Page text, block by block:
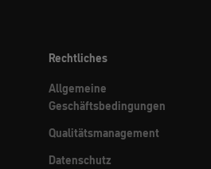
Rechtliches
Allgemeine
Geschäftsbedingungen
Qualitätsmanagement
Datenschutz